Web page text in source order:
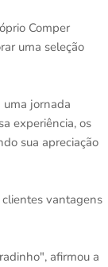
Comper
uma seleção
uma jornada
experiência, os
sua apreciação
vantagens
afirmou a